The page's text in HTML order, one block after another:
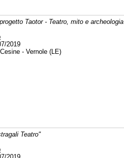
Taotor - Teatro, mito e archeologia
2019
- Vernole (LE)
Teatro"